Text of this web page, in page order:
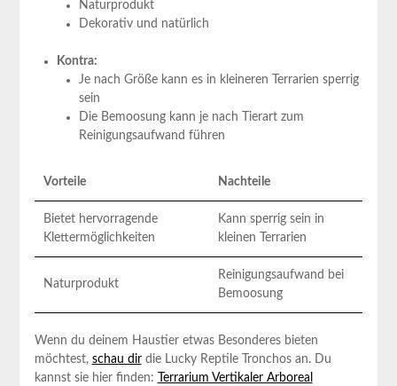
Naturprodukt
Dekorativ und natürlich
Kontra:
Je nach Größe kann es in kleineren Terrarien sperrig
sein
Die Bemoosung kann je nach Tierart zum
Reinigungsaufwand führen
Vorteile Nachteile
Bietet hervorragende
Klettermöglichkeiten
Kann sperrig sein in
kleinen Terrarien
Naturprodukt
Reinigungsaufwand bei
Bemoosung
Wenn du deinem Haustier etwas Besonderes bieten
möchtest, schau dirdie Lucky Reptile Tronchos an. Du
kannst sie hier finden:
Terrarium Vertikaler Arboreal